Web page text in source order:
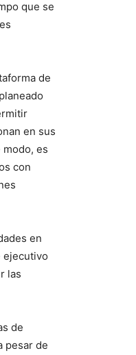
que se
de
en sus
es
con
en
ejecutivo
las
de
pesar de